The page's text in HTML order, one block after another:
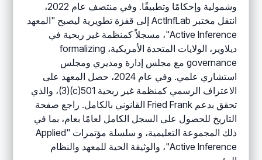
وشمولية وإحكامًا وتطبيقًا. وفي منتصف عام 2022،
انتقل مختبر ActInfLab إلى قفزة تطويرية ليصبح "المعهد
Active Inference"، مسجلاً كمنظمة غير ربحية في
ديلاوير، الولايات المتحدة الأمريكية، formalizing
governance مع مجلس إدارة ومديري ومجلس
استشاري علمي. وفي عام 2024، حصل المعهد على
الاعتراف الرسمي كمنظمة غير ربحية 501(c)(3)، والذي
تحقق بدعم Fried Frank القانوني بالكامل. راجع صفحة
التاريخ للحصول على السجل الكامل لعامًا بعام، بما في
ذلك المجموعة التعليمية، و سلسلة مؤتمرات "Applied
Active Inference"، والوثيقة الحية للمعهد والنظام